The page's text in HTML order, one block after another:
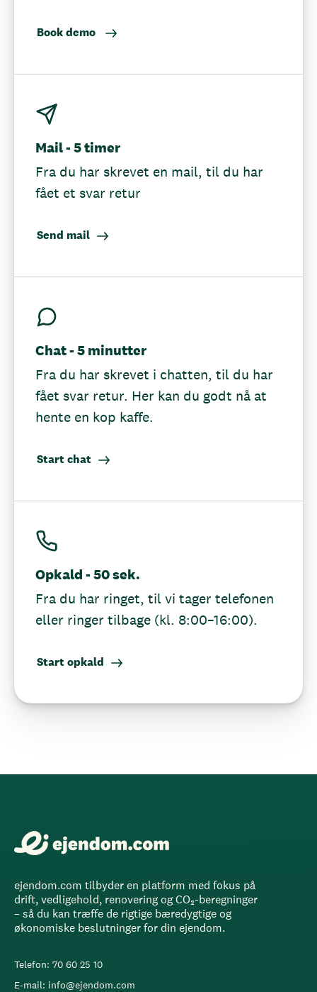
Book demo
Mail - 5 timer
Fra du har skrevet en mail, til du har
fået et svar retur
Send mail
Chat - 5 minutter
Fra du har skrevet i chatten, til du har
fået svar retur. Her kan du godt nå at
hente en kop kaffe.
Start chat
Opkald - 50 sek.
Fra du har ringet, til vi tager telefonen
eller ringer tilbage (kl. 8:00–16:00).
Start opkald
ejendom.com tilbyder en platform med fokus på
drift, vedligehold, renovering og CO₂-beregninger
– så du kan træffe de rigtige bæredygtige og
økonomiske beslutninger for din ejendom.
Telefon: 70 60 25 10
E-mail: info@ejendom.com